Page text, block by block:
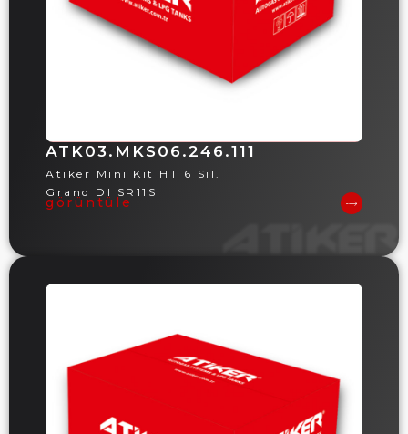
ATK03.MKS06.246.111
Atiker Mini Kit HT 6 Sil.
Grand DI SR11S
görüntüle